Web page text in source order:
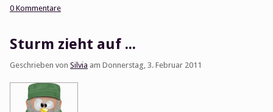
0 Kommentare
Sturm zieht auf ...
Geschrieben von Silvia am Donnerstag, 3. Februar 2011